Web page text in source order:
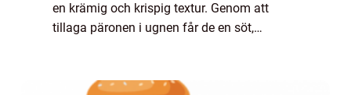
en krämig och krispig textur. Genom att
tillaga päronen i ugnen får de en söt,
kommer att...